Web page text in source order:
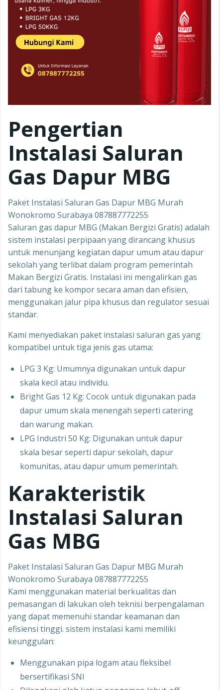
Pengertian
Instalasi Saluran
Gas Dapur MBG
Paket Instalasi Saluran Gas Dapur MBG Murah
Wonokromo Surabaya 087887772255
Saluran gas dapur MBG (Makan Bergizi Gratis) adalah
sistem instalasi perpipaan yang dirancang khusus
untuk menunjang kegiatan dapur umum atau dapur
sekolah yang terlibat dalam program pemerintah
Makan Bergizi Gratis. Instalasi ini mengalirkan gas
dari tabung ke kompor secara aman dan efisien,
menggunakan jalur pipa khusus dan regulator sesuai
standar.
Kami menyediakan paket instalasi saluran gas yang
kompatibel untuk tiga jenis gas utama:
LPG 3 Kg: Umumnya digunakan untuk dapur
skala kecil atau individu.
Bright Gas 12 Kg: Cocok untuk digunakan pada
dapur umum skala menengah seperti catering
dan warung makan.
LPG Industri 50 Kg: Digunakan untuk dapur
skala besar seperti dapur sekolah, dapur
komunitas, atau dapur umum pemerintah.
Karakteristik
Instalasi Saluran
Gas MBG
Paket Instalasi Saluran Gas Dapur MBG Murah
Wonokromo Surabaya 087887772255
Kami menggunakan material berkualitas dan
pemasangan di lakukan oleh teknisi berpengalaman
yang dapat memenuhi standar keamanan dan
efisiensi tinggi. sistem instalasi kami memiliki
keunggulan:
Menggunakan pipa logam atau fleksibel
bersertifikasi SNI